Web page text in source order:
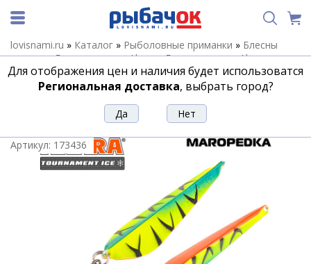
lovisnami.ru » Каталог » Рыболовные приманки » Блесны
зимние»Блесны зимние Akara»Блесны зимние Akara
Maropedka»Блесна зимняя Akara Maropedka (Маропедка)
Tournament Ice 30-35
Блесна зимняя Akara Maropedka
(Маропедка) Tournament Ice 30-35
Артикул: 173436
Для отображения цен и наличия будет использоватся
Региональная доставка, выбрать город?